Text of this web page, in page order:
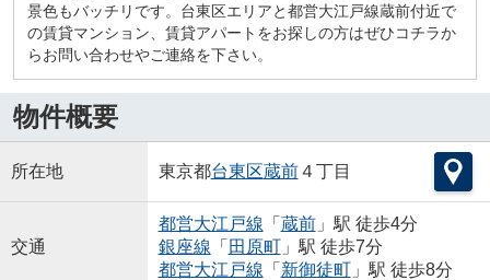
景色もバッチリです。台東区エリアと都営大江戸線蔵前付近で
の賃貸マンション、賃貸アパートをお探しの方はぜひコチラか
らお問い合わせやご連絡を下さい。
物件概要
所在地 東京都台東区蔵前４丁目
交通
都営大江戸線 「 蔵前」駅 徒歩4分
銀座線 「 田原町」駅 徒歩7分
都営大江戸線 「 新御徒町」駅 徒歩8分